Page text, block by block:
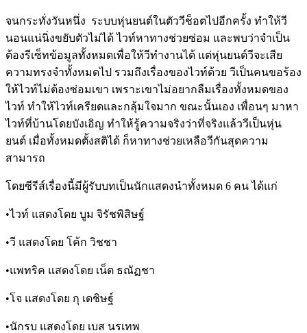
จนกระทั่งวันหนึ่ง ระบบหุ่นยนต์ในตัววีช็อตไปอีกครั้ง ทำให้วี
นอนแน่นิ่งขยับตัวไม่ได้ ไวท์หาทางช่วยซ่อม และพบว่าจำเป็น
ต้องรีเซ็ทข้อมูลทั้งหมดเพื่อให้วีทำงานได้ แต่หุ่นยนต์วีจะเสีย
ความทรงจำทั้งหมดไป รวมถึงเรื่องของไวท์ด้วย วีเป็นคนขอร้อง
ให้ไวท์ไม่ต้องซ่อมเขา เพราะเขาไม่อยากลืมเรื่องทั้งหมดของ
ไวท์ ทำให้ไวท์เครียดและกลุ้มใจมาก ขณะนั้นเอง เพื่อนๆ มาหา
ไวท์ที่บ้านโดยบังเอิญ ทำให้รู้ความจริงว่าที่จริงแล้ววีเป็นหุ่น
ยนต์ เมื่อทั้งหมดตั้งสติได้ ก็หาทางช่วยเหลือวีกันสุดความ
สามารถ
โดยซีรีส์เรื่องนี้มีผู้รับบทเป็นนักแสดงนำทั้งหมด 6 คน ได้แก่
•ไวท์ แสดงโดย บูม จิรัชพิสิษฐ์
•วี แสดงโดย โค้ก วิชชา
•แพทริค แสดงโดย เน็ต ธณัฏชา
•โจ แสดงโดย กุ เดชิษฐ์
•นักรบ แสดงโดย เบส นรเทพ